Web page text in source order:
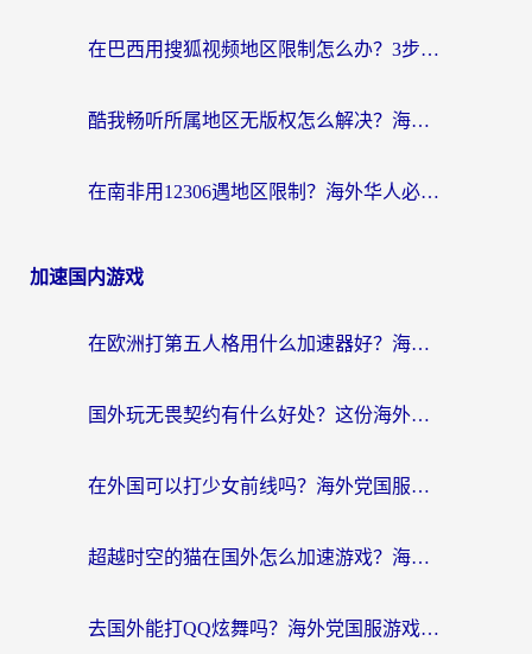
在巴西用搜狐视频地区限制怎么办？3步解决海外看国内剧的烦恼
酷我畅听所属地区无版权怎么解决？海外党必看的回国加速全攻略
在南非用12306遇地区限制？海外华人必看的回国加速全攻略（附B站芒果TV解锁技巧）
加速国内游戏
在欧洲打第五人格用什么加速器好？海外党亲测有效的国服游戏加速方案
国外玩无畏契约有什么好处？这份海外国服游戏加速指南帮你解决90%的卡顿问题
在外国可以打少女前线吗？海外党国服游戏畅玩终极指南（附避坑技巧）
超越时空的猫在国外怎么加速游戏？海外玩家国服畅玩终极指南
去国外能打QQ炫舞吗？海外党国服游戏不卡顿的终极指南